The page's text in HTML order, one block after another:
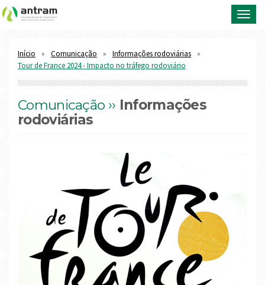
Início Comunicação
Informações rodoviárias
Tour de France 2024 - Impacto no tráfego rodoviário
Comunicação ›› Informações
rodoviárias